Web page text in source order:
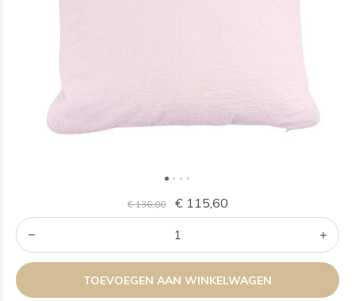
€ 136,00 € 115,60
TOEVOEGEN AAN WINKELWAGEN